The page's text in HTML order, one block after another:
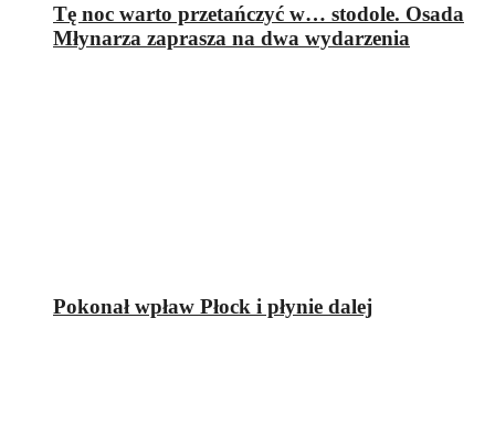
Tę noc warto przetańczyć w… stodole. Osada
Młynarza zaprasza na dwa wydarzenia
Pokonał wpław Płock i płynie dalej